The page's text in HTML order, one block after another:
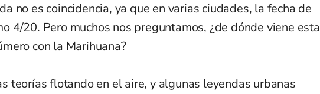
no es coincidencia, ya que en varias ciudades, la fecha de
4/20. Pero muchos nos preguntamos, ¿de dónde viene esta
con la Marihuana?
teorías flotando en el aire, y algunas leyendas urbanas